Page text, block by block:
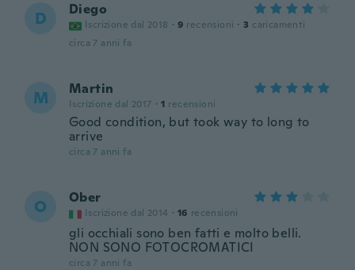
D Diego
Iscrizione dal 2018 · 9 recensioni · 3 caricamenti
circa 7 anni fa
M Martin
Iscrizione dal 2017 · 1 recensioni
Good condition, but took way to long to
arrive
circa 7 anni fa
O Ober
Iscrizione dal 2014 · 16 recensioni
gli occhiali sono ben fatti e molto belli.
NON SONO FOTOCROMATICI
circa 7 anni fa